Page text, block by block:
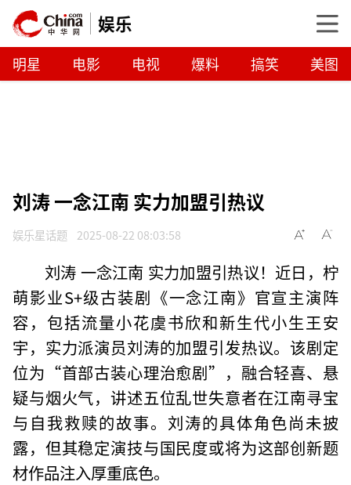
娱乐
明星 电影 电视 爆料 搞笑 美图
刘涛 一念江南 实力加盟引热议
娱乐星话题 2025-08-22 08:03:58
刘涛 一念江南 实力加盟引热议！近日，柠
萌影业S+级古装剧《一念江南》官宣主演阵
容，包括流量小花虞书欣和新生代小生王安
宇，实力派演员刘涛的加盟引发热议。该剧定
位为“首部古装心理治愈剧”，融合轻喜、悬
疑与烟火气，讲述五位乱世失意者在江南寻宝
与自我救赎的故事。刘涛的具体角色尚未披
露，但其稳定演技与国民度或将为这部创新题
材作品注入厚重底色。